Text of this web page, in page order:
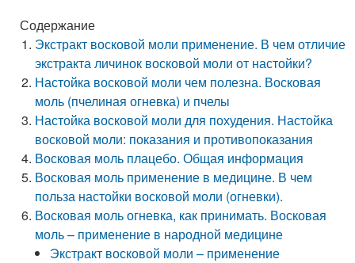
Содержание
Экстракт восковой моли применение. В чем отличие
экстракта личинок восковой моли от настойки?
Настойка восковой моли чем полезна. Восковая
моль (пчелиная огневка) и пчелы
Настойка восковой моли для похудения. Настойка
восковой моли: показания и противопоказания
Восковая моль плацебо. Общая информация
Восковая моль применение в медицине. В чем
польза настойки восковой моли (огневки).
Восковая моль огневка, как принимать. Восковая
моль – применение в народной медицине
Экстракт восковой моли – применение